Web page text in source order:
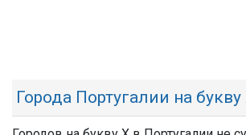
Города Португалии на букву